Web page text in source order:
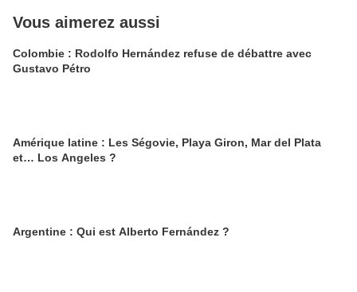
Vous aimerez aussi
Colombie : Rodolfo Hernández refuse de débattre avec
Gustavo Pétro
Amérique latine : Les Ségovie, Playa Giron, Mar del Plata
et… Los Angeles ?
Argentine : Qui est Alberto Fernández ?